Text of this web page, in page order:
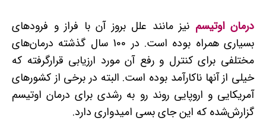
درمان اوتیسم نیز ‌مانند علل بروز آن با فراز و فرودهای
بسیاری همراه بوده است. در 100 سال گذشته درمان‌های
مختلفی برای کنترل و رفع آن مورد ارزیابی قرارگرفته که
خیلی از آنها ناکارآمد بوده است. البته در برخی از کشورهای
آمریکایی و اروپایی روند رو به رشدی برای درمان اوتیسم
گزارش‌شده که این جای بسی امیدواری دارد.